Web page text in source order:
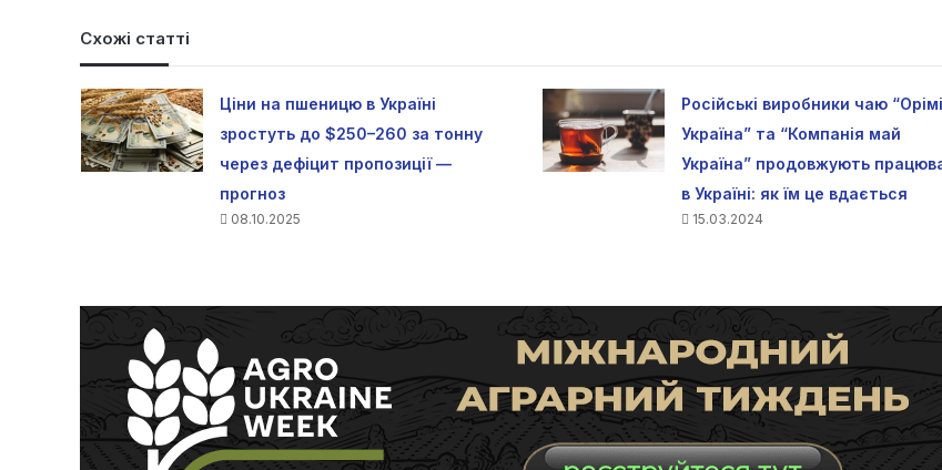
Схожі статті
Ціни на пшеницю в Україні
зростуть до $250–260 за тонну
через дефіцит пропозиції —
прогноз
08.10.2025
Російські виробники чаю “Орімі
Україна” та “Компанія май
Україна” продовжують
в Україні: як їм це вдається
15.03.2024